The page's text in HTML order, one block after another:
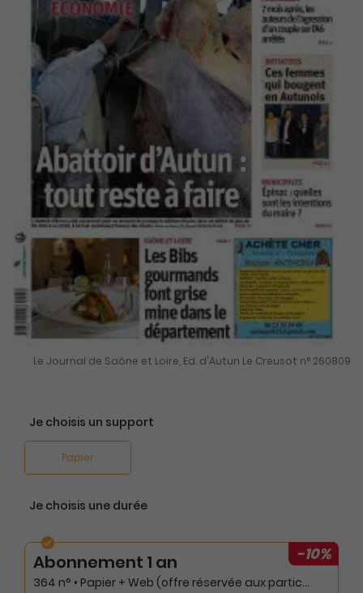
Le Journal de Saône et Loire, Ed. d'Autun Le Creusot n° 260809
Je choisis un support
Papier
Je choisis une durée
-10%
Abonnement 1 an
364 n° • Papier + Web (offre réservée aux particuliers)